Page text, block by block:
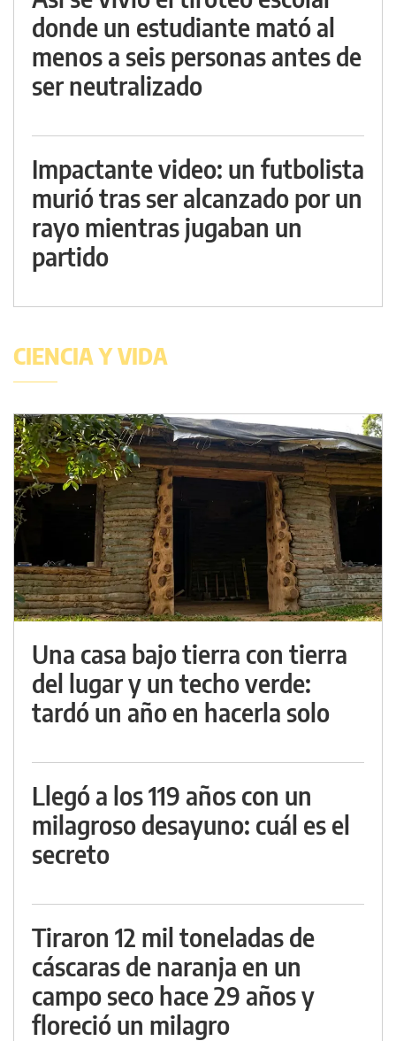
donde un estudiante mató al
menos a seis personas antes de
ser neutralizado
Impactante video: un futbolista
murió tras ser alcanzado por un
rayo mientras jugaban un
partido
CIENCIA Y VIDA
Una casa bajo tierra con tierra
del lugar y un techo verde:
tardó un año en hacerla solo
Llegó a los 119 años con un
milagroso desayuno: cuál es el
secreto
Tiraron 12 mil toneladas de
cáscaras de naranja en un
campo seco hace 29 años y
floreció un milagro